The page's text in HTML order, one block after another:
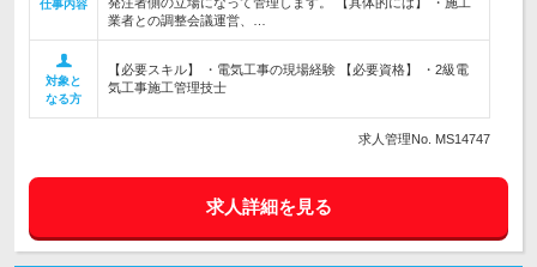
仕事内容
業者との調整会議運営、…
対象と
なる方
【必要スキル】 ・電気工事の現場経験 【必要資格】 ・2級電
気工事施工管理技士
求人管理No. MS14747
求人詳細を見る